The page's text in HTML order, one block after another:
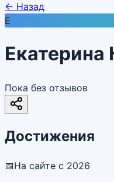
← Назад
Е
Екатерина
Пока без отзывов
Достижения
📅На сайте с 2026